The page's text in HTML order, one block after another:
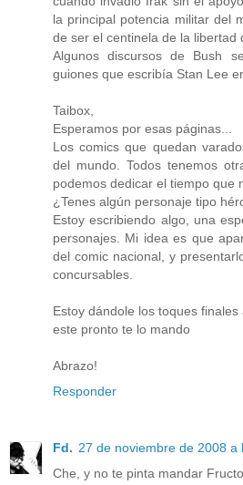
la principal potencia militar del
de ser el centinela de la libertad
Algunos discursos de Bush
guiones que escribía Stan Lee
Taibox,
Esperamos por esas páginas...
Los comics que quedan
del mundo. Todos tenemos
podemos dedicar el tiempo que
¿Tenes algún personaje tipo
Estoy escribiendo algo, una
personajes. Mi idea es que
del comic nacional, y
concursables.
Estoy dándole los toques
este pronto te lo mando
Abrazo!
Responder
Fd. 27 de noviembre de 2008 a
Che, y no te pinta mandar